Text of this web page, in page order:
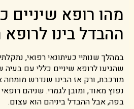
מהו רופא שיניים
ההבדל בינו לרופא
במהלך שנותיי כעיתונאי רפואי,
שהגיעו לרופא שיניים כללי עם בעיה
מורכבת, ורק אז הבינו שנדרש מומחה
נפוץ מאוד, ומובן לגמרי. שניהם
בפה, אבל ההבדל ביניהם הוא עצום.